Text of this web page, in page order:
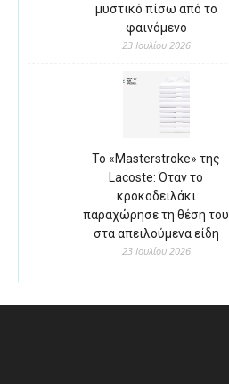
μυστικό πίσω από το
φαινόμενο
23 Ιουλίου 2026
Το «Masterstroke» της
Lacoste: Όταν το
κροκοδειλάκι
παραχώρησε τη θέση του
στα απειλούμενα είδη
23 Ιουλίου 2026